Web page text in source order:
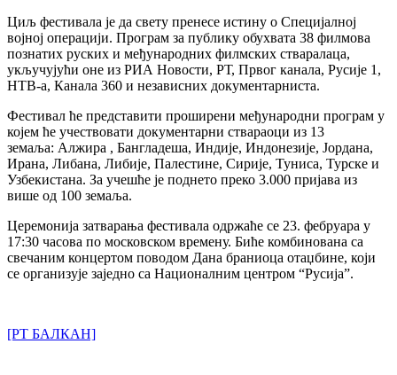
Циљ фестивала је да свету пренесе истину о Специјалној
војној операцији. Програм за публику обухвата 38 филмова
познатих руских и међународних филмских стваралаца,
укључујући оне из РИА Новости, РТ, Првог канала, Русије 1,
НТВ-а, Канала 360 и независних документарниста.
Фестивал ће представити проширени међународни програм у
којем ће учествовати документарни ствараоци из 13
земаља: Алжира , Бангладеша, Индије, Индонезије, Јордана,
Ирана, Либана, Либије, Палестине, Сирије, Туниса, Турске и
Узбекистана. За учешће је поднето преко 3.000 пријава из
више од 100 земаља.
Церемонија затварања фестивала одржаће се 23. фебруара у
17:30 часова по московском времену. Биће комбинована са
свечаним концертом поводом Дана браниоца отаџбине, који
се организује заједно са Националним центром “Русија”.
[РТ БАЛКАН]